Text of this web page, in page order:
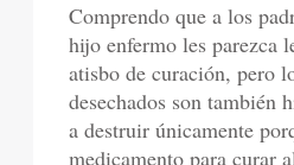
Comprendo que a los
hijo enfermo les parezca
atisbo de curación, pero
desechados son también
a destruir únicamente
medicamento para curar